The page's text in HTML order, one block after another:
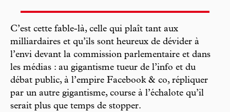
C’est cette fable-là, celle qui plaît tant aux
milliardaires et qu’ils sont heureux de dévider à
l’envi devant la commission parlementaire et dans
les médias : au gigantisme tueur de l’info et du
débat public, à l’empire Facebook & co, répliquer
par un autre gigantisme, course à l’échalote qu’il
serait plus que temps de stopper.